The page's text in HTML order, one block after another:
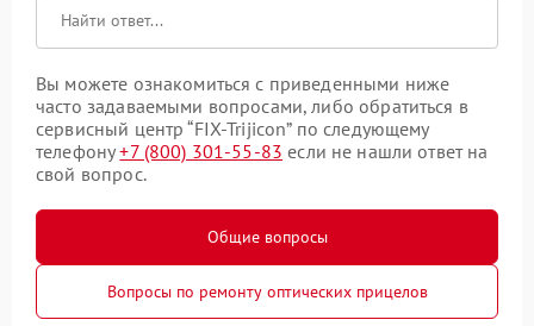
Вы можете ознакомиться с приведенными ниже
часто задаваемыми вопросами, либо обратиться в
сервисный центр “FIX-Trijicon” по следующему
телефону+7 (800) 301-55-83 если не нашли ответ на
свой вопрос.
Общие вопросы
Вопросы по ремонту оптических прицелов